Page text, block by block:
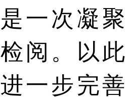
一次凝聚
阅。以此
一步完善